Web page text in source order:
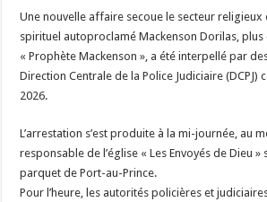
Une nouvelle affaire secoue le secteur religieux
spirituel autoproclamé Mackenson Dorilas, plus
« Prophète Mackenson », a été interpellé par
Direction Centrale de la Police Judiciaire (DCPJ)
2026.
L’arrestation s’est produite à la mi-journée, au
responsable de l’église « Les Envoyés de Dieu
parquet de Port-au-Prince.
Pour l’heure, les autorités policières et